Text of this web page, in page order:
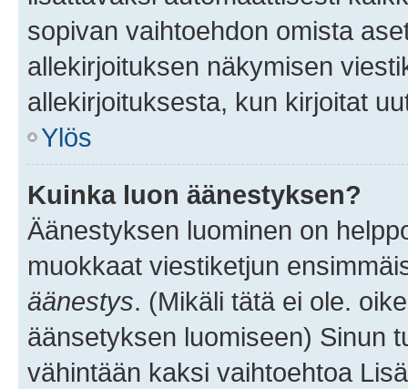
sopivan vaihtoehdon omista
allekirjoituksen näkymisen
allekirjoituksesta, kun kirjoitat
Ylös
Kuinka luon äänestyksen?
Äänestyksen luominen on
muokkaat viestiketjun
äänestys. (Mikäli tätä ei ole.
äänsetyksen luomiseen) Sinun
vähintään kaksi vaihtoehtoa